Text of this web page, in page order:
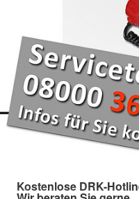
Kostenlose DRK-